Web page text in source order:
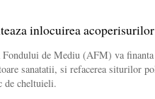
inlocuirea
de Mediu (AFM) va
sanatatii, si refacerea siturilor
de cheltuieli.